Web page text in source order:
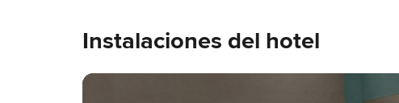
Instalaciones del hotel